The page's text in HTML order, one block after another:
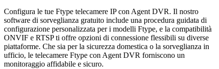
Configura le tue Ftype telecamere IP con Agent DVR. Il nostro
software di sorveglianza gratuito include una procedura guidata di
configurazione personalizzata per i modelli Ftype, e la compatibilità
ONVIF e RTSP ti offre opzioni di connessione flessibili su diverse
piattaforme. Che sia per la sicurezza domestica o la sorveglianza in
ufficio, le telecamere Ftype con Agent DVR forniscono un
monitoraggio affidabile e sicuro.